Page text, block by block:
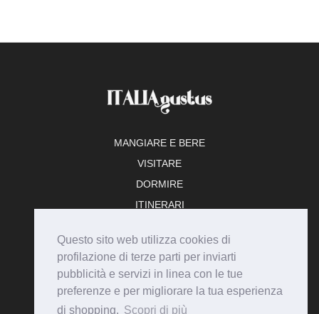
Questo sito web utilizza cookies di
profilazione di terze parti per inviarti
pubblicità e servizi in linea con le tue
preferenze e per migliorare la tua esperienza
di shopping. Scopri di più
MANGIARE E BERE
VISITARE
DORMIRE
ITINERARI
ADERISCI